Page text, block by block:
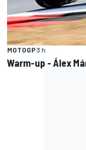
MOTOGP3 h
Warm-up - Álex